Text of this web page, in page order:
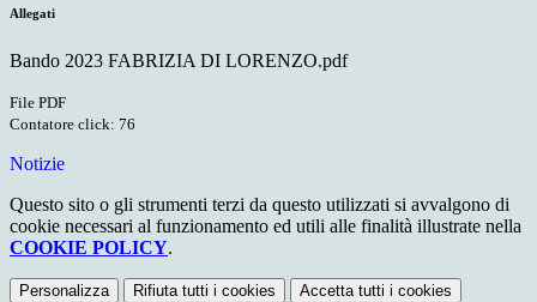
Allegati
Bando 2023 FABRIZIA DI LORENZO.pdf
File PDF
Contatore click: 76
Notizie
Questo sito o gli strumenti terzi da questo utilizzati si avvalgono di
cookie necessari al funzionamento ed utili alle finalità illustrate nella
COOKIE POLICY.
Personalizza Rifiuta tutti i cookies Accetta tutti i cookies